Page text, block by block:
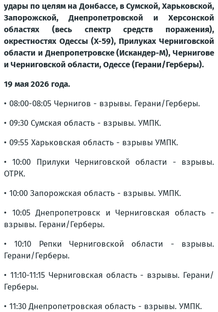
удары по целям на Донбассе, в Сумской, Харьковской,
Запорожской, Днепропетровской и Херсонской
областях (весь спектр средств поражения),
окрестностях Одессы (Х-59), Прилуках Черниговской
области и Днепропетровске (Искандер-М), Чернигове
и Черниговской области, Одессе (Герани/Герберы).
19 мая 2026 года.
• 08:00-08:05 Чернигов - взрывы. Герани/Герберы.
• 09:30 Сумская область - взрывы. УМПК.
• 09:55 Харьковская область - взрывы УМПК.
• 10:00 Прилуки Черниговской области - взрывы.
ОТРК.
• 10:00 Запорожская область - взрывы. УМПК.
• 10:05 Днепропетровск и Черниговская область -
взрывы. Герани/Герберы.
• 10:10 Репки Черниговской области - взрывы.
Герани/Герберы.
• 11:10-11:15 Черниговская область - взрывы. Герани/
Герберы.
• 11:30 Днепропетровская область - взрывы. УМПК.